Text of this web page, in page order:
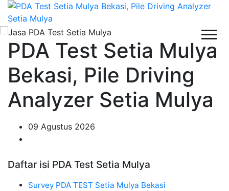
PDA Test Setia Mulya
Bekasi, Pile Driving
Analyzer Setia Mulya
09 Agustus 2026
Daftar isi PDA Test Setia Mulya
Survey PDA TEST Setia Mulya Bekasi